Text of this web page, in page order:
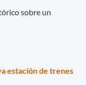
sobre un
estación de trenes